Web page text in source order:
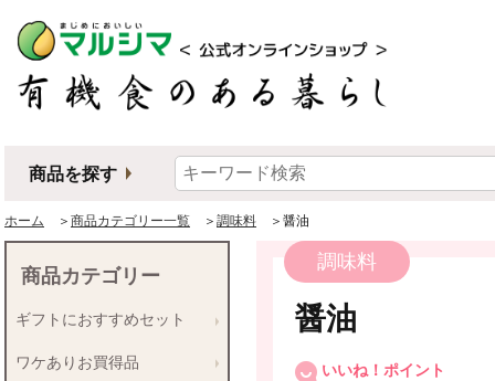
商品を探す
ホーム ＞ 商品カテゴリー一覧 ＞ 調味料 ＞醤油
調味料
醤油
いいね！ポイント
商品カテゴリー
ギフトにおすすめセット
ワケありお買得品